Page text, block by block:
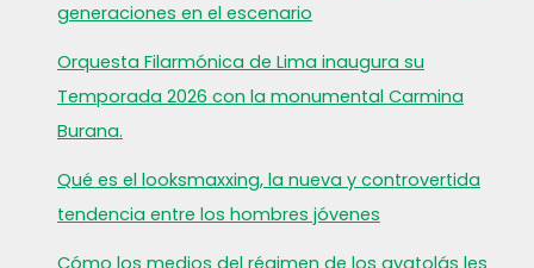
generaciones en el escenario
Orquesta Filarmónica de Lima inaugura su
Temporada 2026 con la monumental Carmina
Burana.
Qué es el looksmaxxing, la nueva y controvertida
tendencia entre los hombres jóvenes